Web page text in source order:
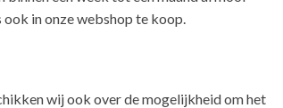
ook in onze webshop te koop.
wij ook over de mogelijkheid om het